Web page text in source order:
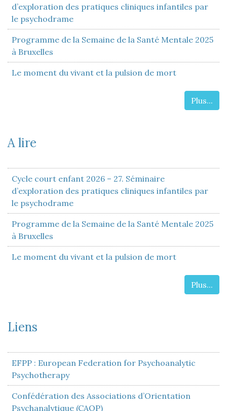
d’exploration des pratiques cliniques infantiles par
le psychodrame
Programme de la Semaine de la Santé Mentale 2025
à Bruxelles
Le moment du vivant et la pulsion de mort
Plus...
A lire
Cycle court enfant 2026 – 27. Séminaire
d’exploration des pratiques cliniques infantiles par
le psychodrame
Programme de la Semaine de la Santé Mentale 2025
à Bruxelles
Le moment du vivant et la pulsion de mort
Plus...
Liens
EFPP : European Federation for Psychoanalytic
Psychotherapy
Confédération des Associations d’Orientation
Psychanalytique (CAOP)